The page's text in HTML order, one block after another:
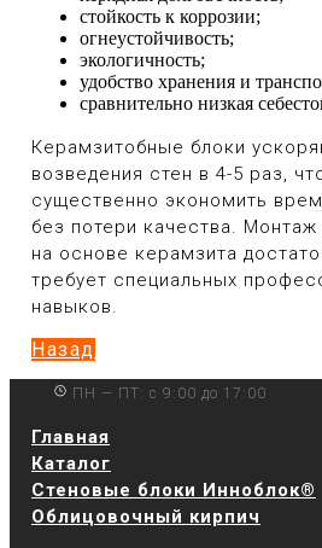
стойкость к коррозии;
огнеустойчивость;
экологичность;
удобство хранения и
сравнительно низкая
Керамзитобные блоки
возведения стен в 4-5 раз,
существенно экономить
без потери качества.
на основе керамзита
требует специальных
навыков.
Назад
ПН — ПТ: с 9:00 до 17:00
Главная
Каталог
Стеновые блоки Инноблок®
Облицовочный кирпич